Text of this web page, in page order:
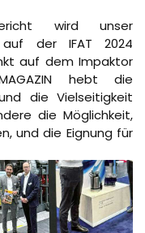
wird unser
auf der IFAT 2024
auf dem Impaktor
hebt die
die Vielseitigkeit
die Möglichkeit,
und die Eignung für